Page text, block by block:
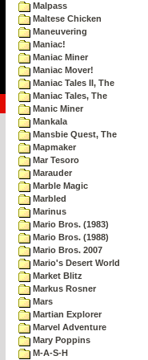
Malpass
Maltese Chicken
Maneuvering
Maniac!
Maniac Miner
Maniac Mover!
Maniac Tales II, The
Maniac Tales, The
Manic Miner
Mankala
Mansbie Quest, The
Mapmaker
Mar Tesoro
Marauder
Marble Magic
Marbled
Marinus
Mario Bros. (1983)
Mario Bros. (1988)
Mario Bros. 2007
Mario's Desert World
Market Blitz
Markus Rosner
Mars
Martian Explorer
Marvel Adventure
Mary Poppins
M-A-S-H